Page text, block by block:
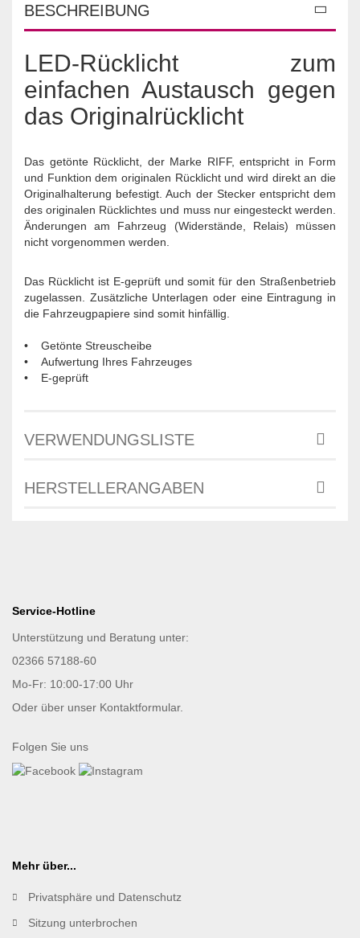
BESCHREIBUNG
LED-Rücklicht zum
einfachen Austausch gegen
das Originalrücklicht
Das getönte Rücklicht, der Marke RIFF, entspricht in Form
und Funktion dem originalen Rücklicht und wird direkt an die
Originalhalterung befestigt. Auch der Stecker entspricht dem
des originalen Rücklichtes und muss nur eingesteckt werden.
Änderungen am Fahrzeug (Widerstände, Relais) müssen
nicht vorgenommen werden.
Das Rücklicht ist E-geprüft und somit für den Straßenbetrieb
zugelassen. Zusätzliche Unterlagen oder eine Eintragung in
die Fahrzeugpapiere sind somit hinfällig.
• Getönte Streuscheibe
• Aufwertung Ihres Fahrzeuges
• E-geprüft
VERWENDUNGSLISTE
HERSTELLERANGABEN
Service-Hotline
Unterstützung und Beratung unter:
02366 57188-60
Mo-Fr: 10:00-17:00 Uhr
Oder über unser Kontaktformular.
Folgen Sie uns
Mehr über...
Privatsphäre und Datenschutz
Sitzung unterbrochen